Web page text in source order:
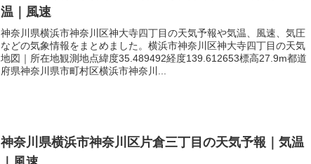
温｜風速
神奈川県横浜市神奈川区神大寺四丁目の天気予報や気温、風速、気圧
などの気象情報をまとめました。横浜市神奈川区神大寺四丁目の天気
地図｜所在地観測地点緯度35.489492経度139.612653標高27.9m都道
府県神奈川県市町村区横浜市神奈川...
神奈川県横浜市神奈川区片倉三丁目の天気予報｜気温